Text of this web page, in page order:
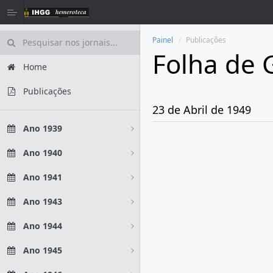
Home
Publicações
Ano 1939
Ano 1940
Ano 1941
Ano 1943
Ano 1944
Ano 1945
Painel Publicações
Folha de
23 de Abril de 1949